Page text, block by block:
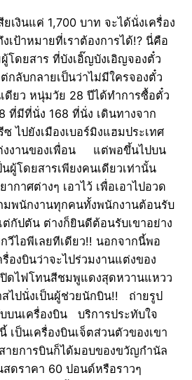
ยเงินแค่ 1,700 บาท จะได้นั่งเครื่อง
เป้าหมายที่เราต้องการได้!? นี่คือ
โดยสาร ที่บังเอิ๊ญบังเอิญจองตั๋ว
กลับกลายเป็นว่าไม่มีใครจองตั๋ว
ดียว หนุ่มวัย 28 ปีได้ทำการซื้อตั๋ว
ที่มีที่นั่ง 168 ที่นั่ง เดินทางจาก
ซ ไปยังเมืองเบอร์มิงแฮมประเทศ
งงานของเพื่อน แต่พอขึ้นไปบน
นผู้โดยสารเพียงคนเดียวเท่านั้น
กาศต่างๆ เอาไว้ เพื่อเอาไปอวด
นักงานทุกคนทั้งพนักงานต้อนรับ
กัปตัน ต่างก็ยินดีต้อนรับเขาอย่าง
วีไอพีเลยทีเดียว!! นอกจากนี้พอ
องบินว่าจะไปร่วมงานแต่งของ
ดไฟโทนสีชมพูแดงสุดหวานแหวว
ปนั่งเป็นผู้ช่วยนักบิน!! ถ่ายรูป
บนเครื่องบิน บริการประทับใจ
เป็นเครื่องบินเจ็ตส่วนตัวของเขา
ยการบินก็ได้มอบของขวัญกำนัล
สดราคา 60 ปอนด์หรือราวๆ